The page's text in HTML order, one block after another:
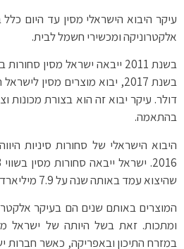
עיקר היבוא הישראלי מסין עד היום
אלקטרוניקה ומכשירי חשמל לבית.
דולר. עיקר יבוא זה הוא בצורת מכונות
בהתאמה.
שהיצוא עמד באותה שנה על 7.9 מיליארד דולר.
המוצרים באותם שנים הם בעיקר
ומתכות. זאת בשל היותה של ישראל
במזרח התיכון ובאפריקה, כאשר חברות